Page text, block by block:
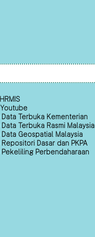
HRMIS
Youtube
Data Terbuka Kementerian
Data Terbuka Rasmi Malaysia
Data Geospatial Malaysia
Repositori Dasar dan PKPA
Pekeliling Perbendaharaan